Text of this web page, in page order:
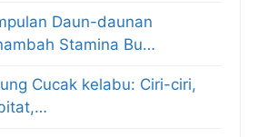
Daun-daunan
Stamina Bu…
Cucak kelabu: Ciri-ciri,